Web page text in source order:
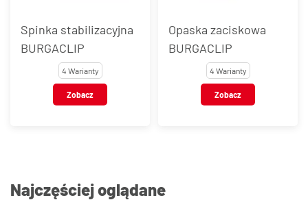
Spinka stabilizacyjna
BURGACLIP
4 Warianty
Zobacz
Opaska zaciskowa
BURGACLIP
4 Warianty
Zobacz
Najczęściej oglądane